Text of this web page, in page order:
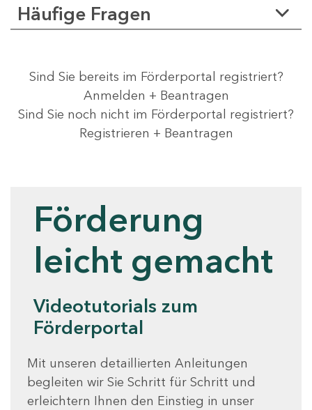
Häufige Fragen
Sind Sie bereits im Förderportal registriert?
Anmelden + Beantragen
Sind Sie noch nicht im Förderportal registriert?
Registrieren + Beantragen
Förderung
leicht gemacht
Videotutorials zum
Förderportal
Mit unseren detaillierten Anleitungen
begleiten wir Sie Schritt für Schritt und
erleichtern Ihnen den Einstieg in unser